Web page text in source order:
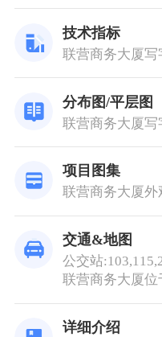
技术指标
联营商务大厦
分布图/平层图
联营商务大厦写
项目图集
联营商务大厦外
交通&地图
联营商务大厦
详细介绍